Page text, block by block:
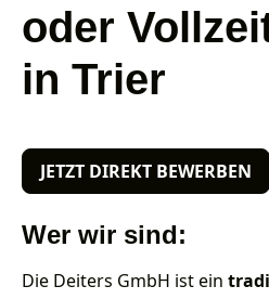
oder
in Trier
JETZT DIREKT BEWERBEN
Wer wir sind:
Die Deiters GmbH ist ein